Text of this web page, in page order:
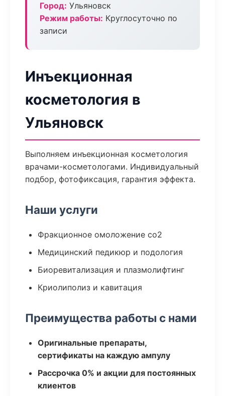
Город: Ульяновск
Режим работы: Круглосуточно по
записи
Инъекционная
косметология в
Ульяновск
Выполняем инъекционная косметология
врачами-косметологами. Индивидуальный
подбор, фотофиксация, гарантия эффекта.
Наши услуги
Фракционное омоложение co2
Медицинский педикюр и подология
Биоревитализация и плазмолифтинг
Криолиполиз и кавитация
Преимущества работы с нами
Оригинальные препараты,
сертификаты на каждую ампулу
Рассрочка 0% и акции для постоянных
клиентов